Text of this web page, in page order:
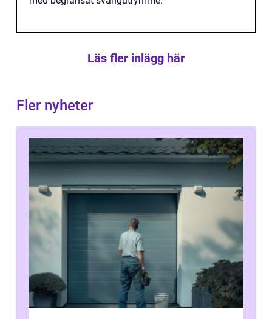
Läs fler inlägg här
Fler nyheter